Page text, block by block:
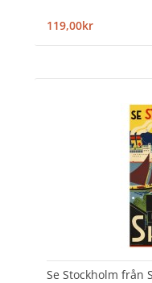
119,00kr
Se Stockholm från